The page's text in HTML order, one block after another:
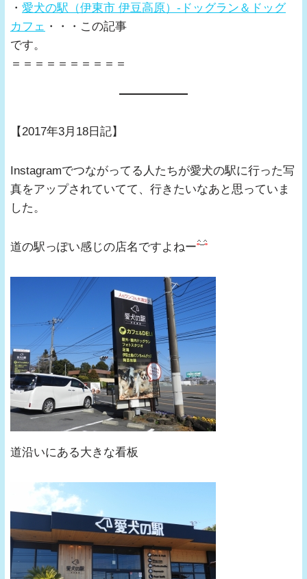
・ 愛犬の駅（伊東市 伊豆高原）-ドッグラン＆ドッグ
カフェ ・・・この記事
です。
＝＝＝＝＝＝＝＝＝＝
【2017年3月18日記】
Instagramでつながってる人たちが愛犬の駅に行った写
真をアップされていてて、行きたいなあと思っていま
した。
道の駅っぽい感じの店名ですよねー
道沿いにある大きな看板